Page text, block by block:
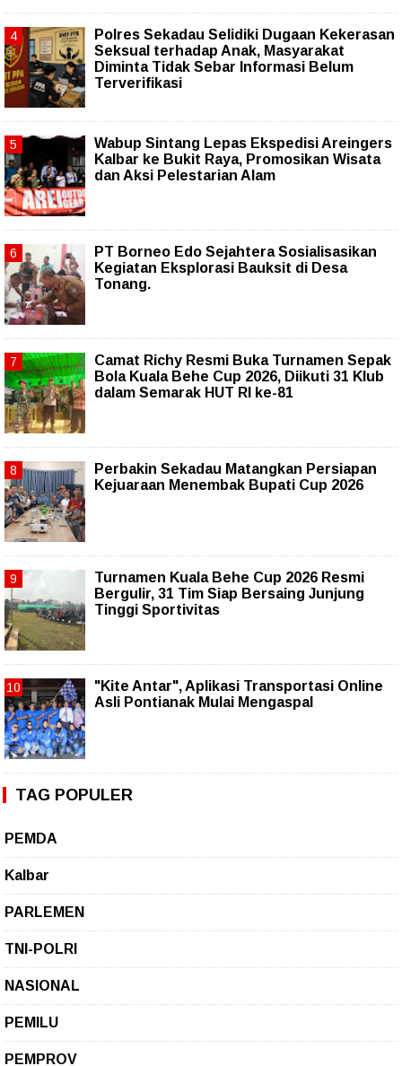
Polres Sekadau Selidiki Dugaan Kekerasan
Seksual terhadap Anak, Masyarakat
Diminta Tidak Sebar Informasi Belum
Terverifikasi
Wabup Sintang Lepas Ekspedisi Areingers
Kalbar ke Bukit Raya, Promosikan Wisata
dan Aksi Pelestarian Alam
PT Borneo Edo Sejahtera Sosialisasikan
Kegiatan Eksplorasi Bauksit di Desa
Tonang.
Camat Richy Resmi Buka Turnamen Sepak
Bola Kuala Behe Cup 2026, Diikuti 31 Klub
dalam Semarak HUT RI ke-81
Perbakin Sekadau Matangkan Persiapan
Kejuaraan Menembak Bupati Cup 2026
Turnamen Kuala Behe Cup 2026 Resmi
Bergulir, 31 Tim Siap Bersaing Junjung
Tinggi Sportivitas
"Kite Antar", Aplikasi Transportasi Online
Asli Pontianak Mulai Mengaspal
TAG POPULER
PEMDA
Kalbar
PARLEMEN
TNI-POLRI
NASIONAL
PEMILU
PEMPROV